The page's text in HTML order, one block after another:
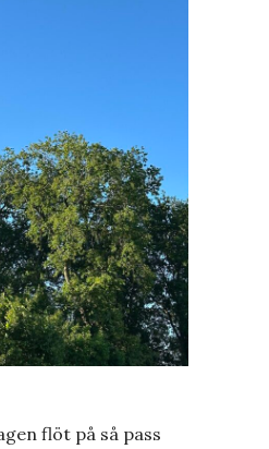
flöt på så pass